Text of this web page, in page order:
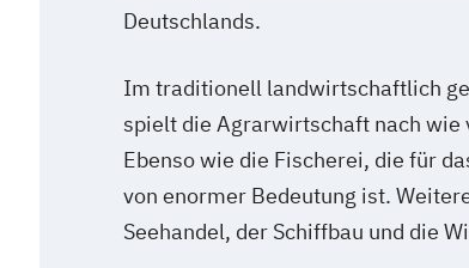
Deutschlands.
Im traditionell landwirtschaftlich
spielt die Agrarwirtschaft nach wie
Ebenso wie die Fischerei, die für
von enormer Bedeutung ist.
Seehandel, der Schiffbau und die